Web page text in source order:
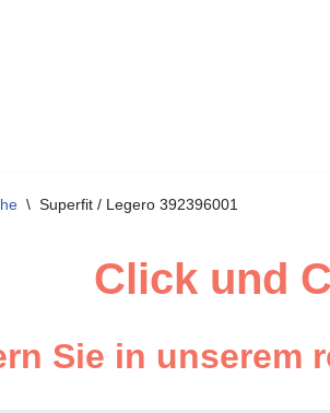
\ Superfit / Legero 392396001
Click und
Sie in unserem